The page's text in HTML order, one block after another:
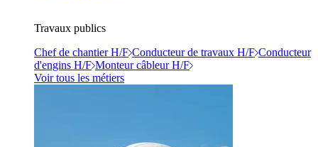
Travaux publics
Chef de chantier H/F Conducteur de travaux H/F Conducteur
d'engins H/F Monteur câbleur H/F
Voir tous les métiers